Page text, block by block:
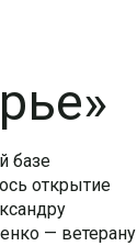
базе
открытие
— ветерану